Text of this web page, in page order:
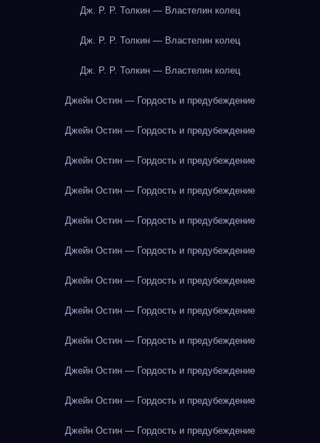
Дж. Р. Р. Толкин — Властелин колец
Дж. Р. Р. Толкин — Властелин колец
Дж. Р. Р. Толкин — Властелин колец
Джейн Остин — Гордость и предубеждение
Джейн Остин — Гордость и предубеждение
Джейн Остин — Гордость и предубеждение
Джейн Остин — Гордость и предубеждение
Джейн Остин — Гордость и предубеждение
Джейн Остин — Гордость и предубеждение
Джейн Остин — Гордость и предубеждение
Джейн Остин — Гордость и предубеждение
Джейн Остин — Гордость и предубеждение
Джейн Остин — Гордость и предубеждение
Джейн Остин — Гордость и предубеждение
Джейн Остин — Гордость и предубеждение